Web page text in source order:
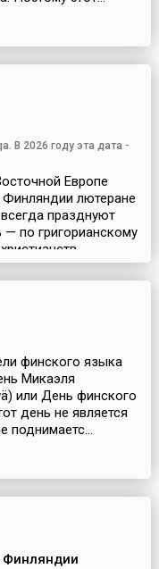
В 2026 году эта дата -
Европе
Финляндии лютеране
празднуют
по григорианскому
финского языка
Микаэля
или День финского
день не является
поднимаетс...
Финляндии